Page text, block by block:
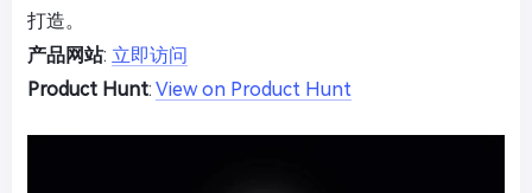
打造。
产品网站: 立即访问
Product Hunt: View on Product Hunt